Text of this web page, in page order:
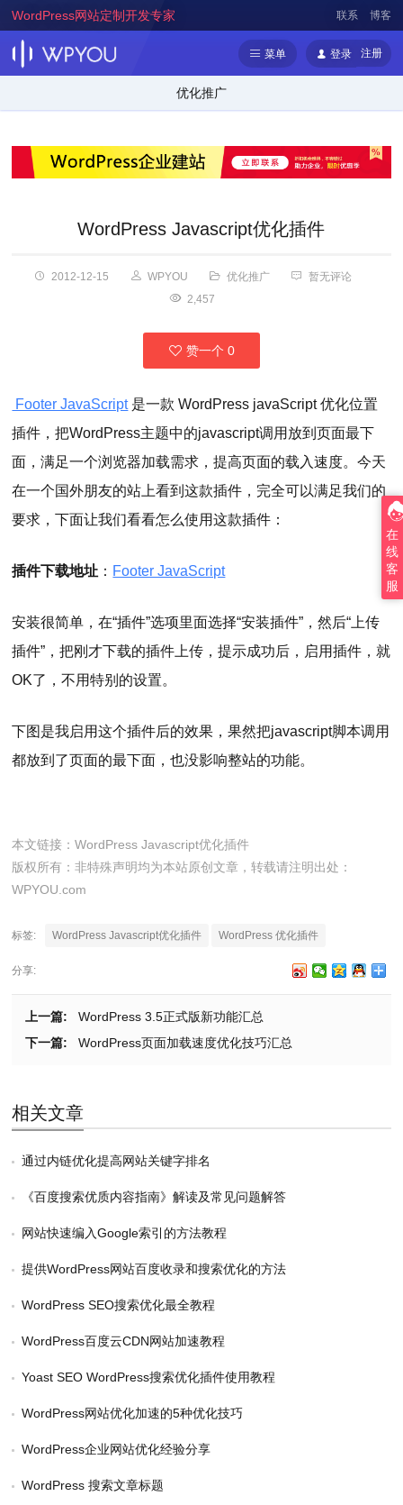
WordPress网站定制开发专家 联系 博客
菜单 登录 注册
优化推广
WordPress Javascript优化插件
2012-12-15 WPYOU 优化推广
暂无评论
2,457
赞一个 0
Footer JavaScript是一款 WordPress javaScript 优化位置
插件，把WordPress主题中的javascript调用放到页面最下
面，满足一个浏览器加载需求，提高页面的载入速度。今天
在一个国外朋友的站上看到这款插件，完全可以满足我们的
要求，下面让我们看看怎么使用这款插件：
插件下载地址 ： Footer JavaScript
安装很简单，在“插件”选项里面选择“安装插件”，然后“上传
插件”，把刚才下载的插件上传，提示成功后，启用插件，就
OK了，不用特别的设置。
下图是我启用这个插件后的效果，果然把javascript脚本调用
都放到了页面的最下面，也没影响整站的功能。
本文链接：WordPress Javascript优化插件
版权所有：非特殊声明均为本站原创文章，转载请注明出处：
WPYOU.com
标签: WordPress Javascript优化插件 WordPress 优化插件
分享:
上一篇:
WordPress 3.5正式版新功能汇总
下一篇:
WordPress页面加载速度优化技巧汇总
相关文章
通过内链优化提高网站关键字排名
《百度搜索优质内容指南》解读及常见问题解答
网站快速编入Google索引的方法教程
提供WordPress网站百度收录和搜索优化的方法
WordPress SEO搜索优化最全教程
WordPress百度云CDN网站加速教程
Yoast SEO WordPress搜索优化插件使用教程
WordPress网站优化加速的5种优化技巧
WordPress企业网站优化经验分享
WordPress 搜索文章标题
在
线
客
服